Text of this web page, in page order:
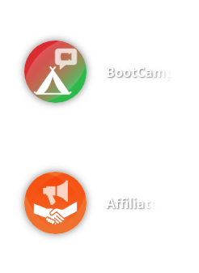
BootCamp
Affiliate